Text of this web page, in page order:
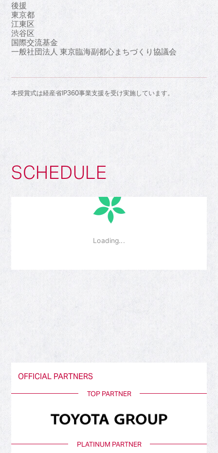
後援
東京都
江東区
渋谷区
国際交流基金
一般社団法人 東京臨海副都心まちづくり協議会
本授賞式は経産省IP360事業支援を受け実施しています。
SCHEDULE
OFFICIAL PARTNERS
TOP PARTNER
PLATINUM PARTNER